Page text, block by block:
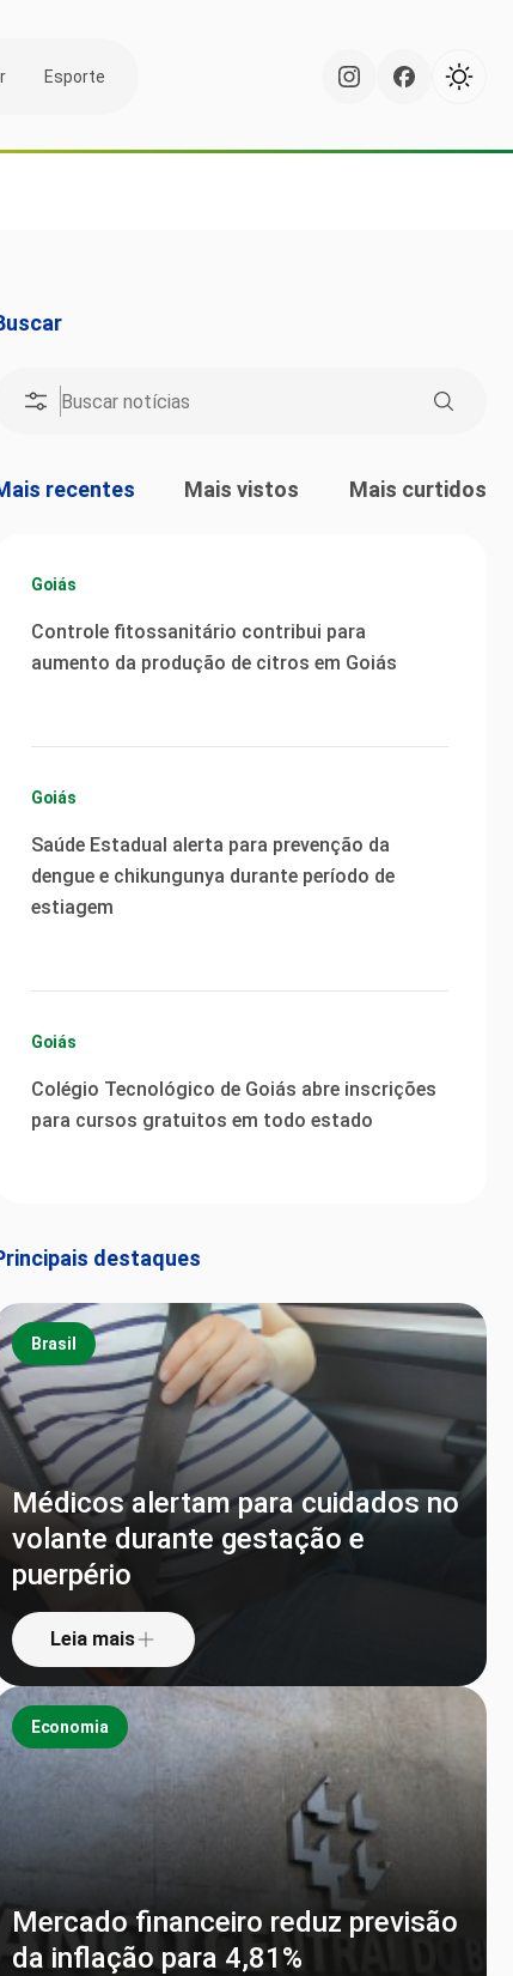
Esporte
recentes Mais vistos Mais curtidos
Goiás
Controle fitossanitário contribui para
aumento da produção de citros em Goiás
Goiás
Saúde Estadual alerta para prevenção da
dengue e chikungunya durante período de
estiagem
Goiás
Colégio Tecnológico de Goiás abre inscrições
para cursos gratuitos em todo estado
destaques
Brasil
Médicos alertam para cuidados no
volante durante gestação e
puerpério
Leia mais
Economia
Mercado financeiro reduz previsão
da inflação para 4,81%